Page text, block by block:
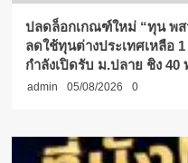
ปลดล็อกเกณฑ์ใหม่ “ทุน พ
ลดใช้ทุนต่างประเทศเหลือ
กำลังเปิดรับ ม.ปลาย ชิง 40
admin 05/08/2026 0